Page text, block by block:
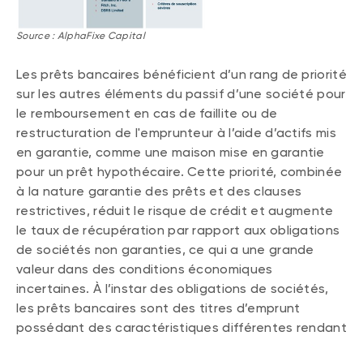
Source : AlphaFixe Capital
Les prêts bancaires bénéficient d’un rang de priorité
sur les autres éléments du passif d’une société pour
le remboursement en cas de faillite ou de
restructuration de l'emprunteur à l’aide d’actifs mis
en garantie, comme une maison mise en garantie
pour un prêt hypothécaire. Cette priorité, combinée
à la nature garantie des prêts et des clauses
restrictives, réduit le risque de crédit et augmente
le taux de récupération par rapport aux obligations
de sociétés non garanties, ce qui a une grande
valeur dans des conditions économiques
incertaines. À l’instar des obligations de sociétés,
les prêts bancaires sont des titres d’emprunt
possédant des caractéristiques différentes rendant